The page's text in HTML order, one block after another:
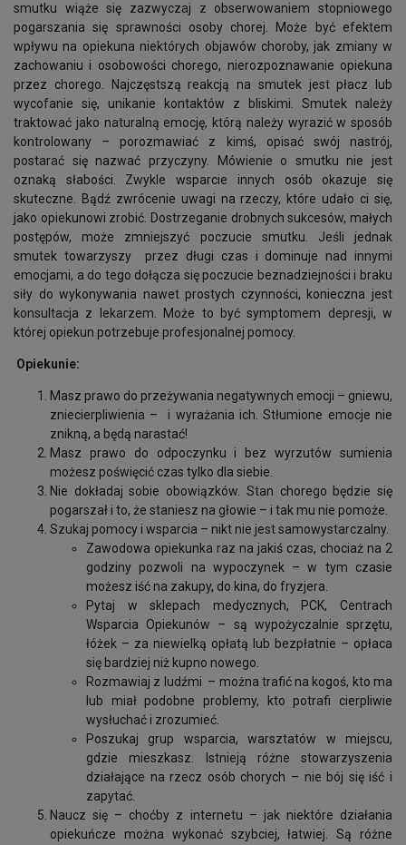
smutku wiąże się zazwyczaj z obserwowaniem stopniowego
pogarszania się sprawności osoby chorej. Może być efektem
wpływu na opiekuna niektórych objawów choroby, jak zmiany w
zachowaniu i osobowości chorego, nierozpoznawanie opiekuna
przez chorego. Najczęstszą reakcją na smutek jest płacz lub
wycofanie się, unikanie kontaktów z bliskimi. Smutek należy
traktować jako naturalną emocję, którą należy wyrazić w sposób
kontrolowany – porozmawiać z kimś, opisać swój nastrój,
postarać się nazwać przyczyny. Mówienie o smutku nie jest
oznaką słabości. Zwykle wsparcie innych osób okazuje się
skuteczne. Bądź zwrócenie uwagi na rzeczy, które udało ci się,
jako opiekunowi zrobić. Dostrzeganie drobnych sukcesów, małych
postępów, może zmniejszyć poczucie smutku. Jeśli jednak
smutek towarzyszy przez długi czas i dominuje nad innymi
emocjami, a do tego dołącza się poczucie beznadziejności i braku
siły do wykonywania nawet prostych czynności, konieczna jest
konsultacja z lekarzem. Może to być symptomem depresji, w
której opiekun potrzebuje profesjonalnej pomocy.
Opiekunie:
Masz prawo do przeżywania negatywnych emocji – gniewu,
zniecierpliwienia – i wyrażania ich. Stłumione emocje nie
znikną, a będą narastać!
Masz prawo do odpoczynku i bez wyrzutów sumienia
możesz poświęcić czas tylko dla siebie.
Nie dokładaj sobie obowiązków. Stan chorego będzie się
pogarszał i to, że staniesz na głowie – i tak mu nie pomoże.
Szukaj pomocy i wsparcia – nikt nie jest samowystarczalny.
Zawodowa opiekunka raz na jakiś czas, chociaż na 2
godziny pozwoli na wypoczynek – w tym czasie
możesz iść na zakupy, do kina, do fryzjera.
Pytaj w sklepach medycznych, PCK, Centrach
Wsparcia Opiekunów – są wypożyczalnie sprzętu,
łóżek – za niewielką opłatą lub bezpłatnie – opłaca
się bardziej niż kupno nowego.
Rozmawiaj z ludźmi – można trafić na kogoś, kto ma
lub miał podobne problemy, kto potrafi cierpliwie
wysłuchać i zrozumieć.
Poszukaj grup wsparcia, warsztatów w miejscu,
gdzie mieszkasz. Istnieją różne stowarzyszenia
działające na rzecz osób chorych – nie bój się iść i
zapytać.
Naucz się – choćby z internetu – jak niektóre działania
opiekuńcze można wykonać szybciej, łatwiej. Są różne